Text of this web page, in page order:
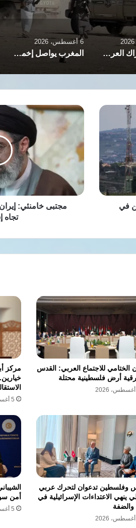
المغرب يواصل إخماد حرائق غابة صفرو بعد تضرر 120 هكتارًا
وإصابة 2 آخرين في
مجتبى
خامنئي:
لن
تتراجع
عن
تجاه
إسرائيل
مجتبى خامنئي:
تجاه
الختامي للاجتماع العربي: القدس
أرض فلسطينية محتلة
مركز
5 أغسطس، 2026
وفلسطين تدعوان لتحرك عربي
ينهي الاعتداءات الإسرائيلية في
أمن
5 أغسطس، 2026